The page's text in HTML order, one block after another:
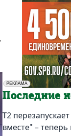
РЕКЛАМА
Социальная реклама
Последние
Т2
вместе" –